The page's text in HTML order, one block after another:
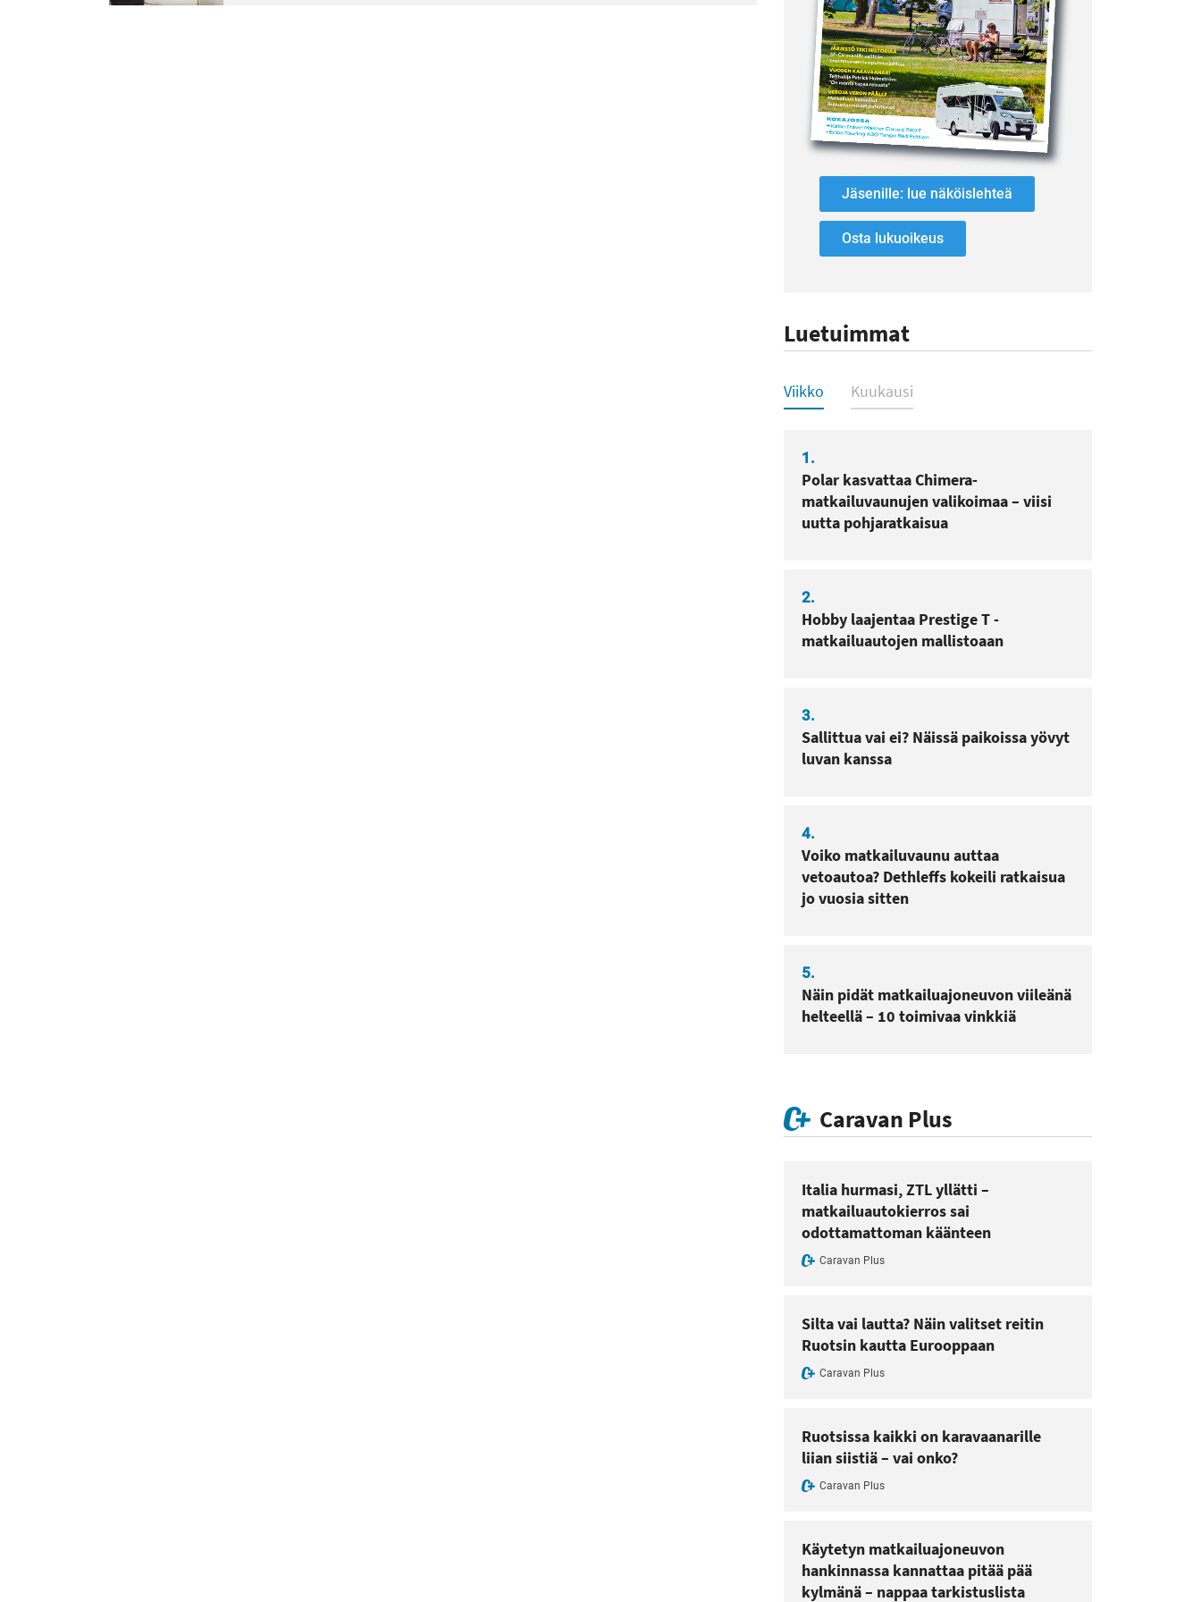
Jäsenille: lue näköislehteä
Osta lukuoikeus
Luetuimmat
Luetuimmat
Viikko Kuukausi
1.
Polar kasvattaa Chimera-
matkailuvaunujen valikoimaa – viisi
uutta pohjaratkaisua
2.
Hobby laajentaa Prestige T -
matkailuautojen mallistoaan
3.
Sallittua vai ei? Näissä paikoissa yövyt
luvan kanssa
4.
Voiko matkailuvaunu auttaa
vetoautoa? Dethleffs kokeili ratkaisua
jo vuosia sitten
5.
Näin pidät matkailuajoneuvon viileänä
helteellä – 10 toimivaa vinkkiä
Caravan Plus
Italia hurmasi, ZTL yllätti –
matkailuautokierros sai
odottamattoman käänteen
Caravan Plus
Silta vai lautta? Näin valitset reitin
Ruotsin kautta Eurooppaan
Caravan Plus
Ruotsissa kaikki on karavaanarille
liian siistiä – vai onko?
Caravan Plus
Käytetyn matkailuajoneuvon
hankinnassa kannattaa pitää pää
kylmänä – nappaa tarkistuslista